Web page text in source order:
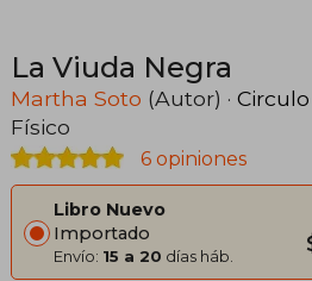
La Viuda Negra
Martha Soto (Autor) ·
Físico
6 opiniones
Libro Nuevo
Importado
Envío: 15 a 20 días háb.